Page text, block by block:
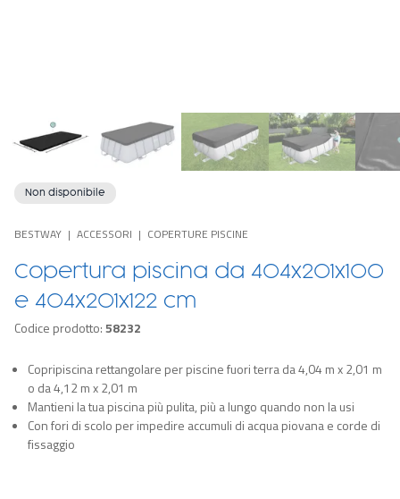
Non disponibile
BESTWAY ACCESSORI COPERTURE PISCINE
Copertura piscina da 404x201x100
e 404x201x122 cm
Codice prodotto:58232
Copripiscina rettangolare per piscine fuori terra da 4,04 m x 2,01 m
o da 4,12 m x 2,01 m
Mantieni la tua piscina più pulita, più a lungo quando non la usi
Con fori di scolo per impedire accumuli di acqua piovana e corde di
fissaggio